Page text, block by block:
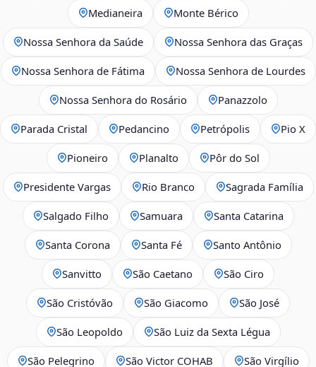
Medianeira Monte Bérico
Nossa Senhora da Saúde Nossa Senhora das Graças
Nossa Senhora de Fátima Nossa Senhora de Lourdes
Nossa Senhora do Rosário Panazzolo
Parada Cristal Pedancino Petrópolis Pio X
Pioneiro Planalto Pôr do Sol
Presidente Vargas Rio Branco Sagrada Família
Salgado Filho Samuara Santa Catarina
Santa Corona Santa Fé Santo Antônio
Sanvitto São Caetano São Ciro
São Cristóvão São Giacomo São José
São Leopoldo São Luiz da Sexta Légua
São Pelegrino São Victor COHAB São Virgílio